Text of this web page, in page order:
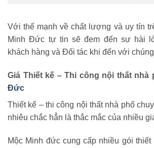
Với thế mạnh về chất lượng và uy tín
Minh Đức tự tin sẽ đem đến sự hài
khách hàng và Đối tác khi đến với
Giá Thiết kế – Thi công nội thất nhà
Đức
Thiết kế – thi công nội thất nhà phố
nhiêu chắc hẳn là thắc mắc của nhiều
Mộc Minh đức cung cấp nhiều gói